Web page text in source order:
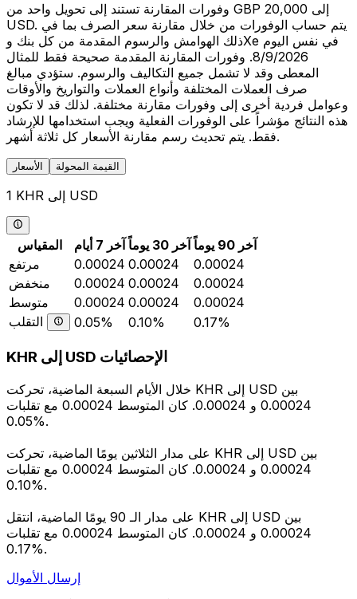
وفورات المقارنة تستند إلى تحويل واحد من GBP 20,000 إلى
USD. يتم حساب الوفورات من خلال مقارنة سعر الصرف بما في
ذلك الهوامش والرسوم المقدمة من كل بنك وXe في نفس اليوم
8/9/2026. وفورات المقارنة المقدمة صحيحة فقط للمثال
المعطى وقد لا تشمل جميع التكاليف والرسوم. ستؤدي مبالغ
صرف العملات المختلفة وأنواع العملات والتواريخ والأوقات
وعوامل فردية أخرى إلى وفورات مقارنة مختلفة. لذلك قد لا تكون
هذه النتائج مؤشراً على الوفورات الفعلية ويجب استخدامها للإرشاد
فقط. يتم تحديث رسم مقارنة الأسعار كل ثلاثة أشهر.
الأسعار القيمة المحولة
1 KHR إلى USD
المقياس آخر 7 أيام آخر 30 يوماً
آخر 90 يوماً
مرتفع
0.00024 0.00024
0.00024
منخفض
0.00024 0.00024
0.00024
متوسط
0.00024 0.00024
0.00024
التقلب
0.05% 0.10% 0.17%
KHR إلى USD الإحصائيات
خلال الأيام السبعة الماضية، تحركت KHR إلى USD بين
0.00024 و 0.00024. كان المتوسط 0.00024 مع تقلبات
0.05%.
على مدار الثلاثين يومًا الماضية، تحركت KHR إلى USD بين
0.00024 و 0.00024. كان المتوسط 0.00024 مع تقلبات
0.10%.
على مدار الـ 90 يومًا الماضية، انتقل KHR إلى USD بين
0.00024 و 0.00024. كان المتوسط 0.00024 مع تقلبات
0.17%.
إرسال الأموال